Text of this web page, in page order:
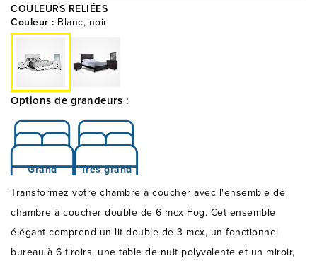
COULEURS RELIÉES
Couleur : Blanc, noir
Options de grandeurs :
Grand
Très grand
Transformez votre chambre à coucher avec l'ensemble de
chambre à coucher double de 6 mcx Fog. Cet ensemble
élégant comprend un lit double de 3 mcx, un fonctionnel
bureau à 6 tiroirs, une table de nuit polyvalente et un miroir,